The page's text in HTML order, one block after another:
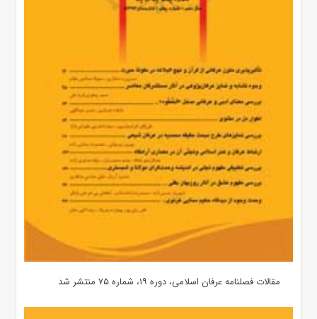
مقالات فصلنامه عرفان اسلامی، دوره ۱۹، شماره ۷۵ منتشر شد